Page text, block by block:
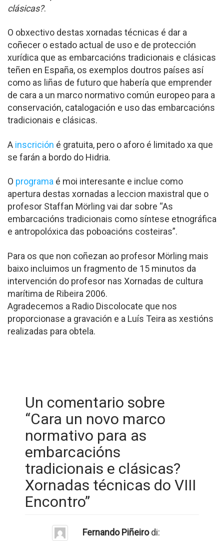
clásicas?.
O obxectivo destas xornadas técnicas é dar a
coñecer o estado actual de uso e de protección
xurídica que as embarcacións tradicionais e clásicas
teñen en España, os exemplos doutros países así
como as liñas de futuro que habería que emprender
de cara a un marco normativo común europeo para a
conservación, catalogación e uso das embarcacións
tradicionais e clásicas.
A inscrición é gratuita, pero o aforo é limitado xa que
se farán a bordo do Hidria.
O programa é moi interesante e inclue como
apertura destas xornadas a leccion maxistral que o
profesor Staffan Mörling vai dar sobre “As
embarcacións tradicionais como síntese etnográfica
e antropolóxica das poboacións costeiras”.
Para os que non coñezan ao profesor Mörling mais
baixo incluimos un fragmento de 15 minutos da
intervención do profesor nas Xornadas de cultura
marítima de Ribeira 2006.
Agradecemos a Radio Discolocate que nos
proporcionase a gravación e a Luís Teira as xestións
realizadas para obtela.
Un comentario sobre
“Cara un novo marco
normativo para as
embarcacións
tradicionais e clásicas?
Xornadas técnicas do VIII
Encontro”
Fernando Piñeiro di: